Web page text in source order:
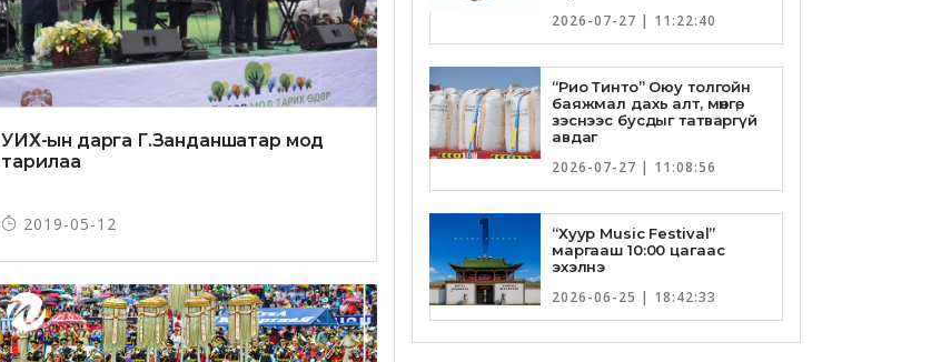
УИХ-ын дарга Г.Занданшатар мод
тарилаа
2019-05-12
2026-07-27 | 11:22:40
“Рио Тинто” Оюу толгойн
баяжмал дахь алт, мөнгө,
зэснээс бусдыг татваргүй
авдаг
2026-07-27 | 11:08:56
“Хуур Music Festival”
маргааш 10:00 цагаас
эхэлнэ
2026-06-25 | 18:42:33